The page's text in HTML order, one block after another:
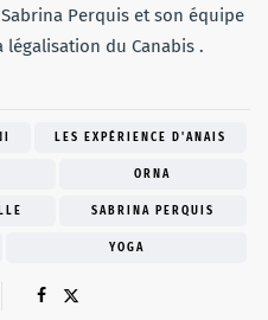
Perquis et son équipe
du Canabis .
LES EXPÉRIENCE D'ANAIS
ORNA
SABRINA PERQUIS
YOGA